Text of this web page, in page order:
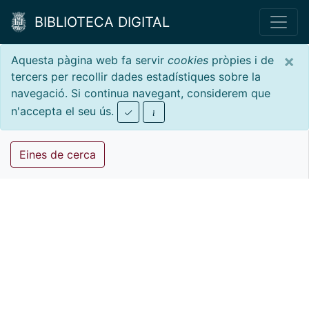
BIBLIOTECA DIGITAL
×
Aquesta pàgina web fa servir cookies pròpies i de
tercers per recollir dades estadístiques sobre la
navegació. Si continua navegant, considerem que
n'accepta el seu ús.
Eines de cerca